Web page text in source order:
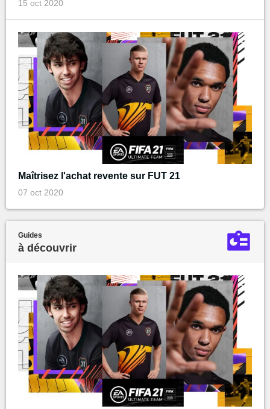
15 oct 2020
Maîtrisez l'achat revente sur FUT 21
07 oct 2020
Guides
à découvrir